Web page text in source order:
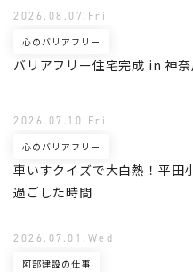
バリアフリー住宅完成 in 神
心のバリアフリー
2026.08.07.Fri
車いすクイズで大白熱！平田
過ごした時間
心のバリアフリー
2026.07.10.Fri
阿部建設の仕事
2026.07.01.Wed